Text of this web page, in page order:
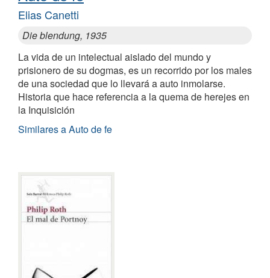
Elias Canetti
Die blendung, 1935
La vida de un intelectual aislado del mundo y
prisionero de su dogmas, es un recorrido por los males
de una sociedad que lo llevará a auto inmolarse.
Historia que hace referencia a la quema de herejes en
la Inquisición
Similares a Auto de fe